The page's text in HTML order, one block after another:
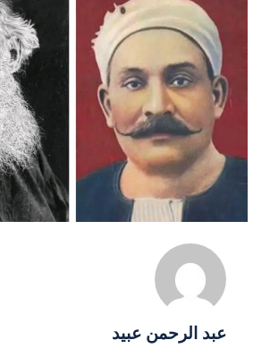
عبد الرحمن عبيد